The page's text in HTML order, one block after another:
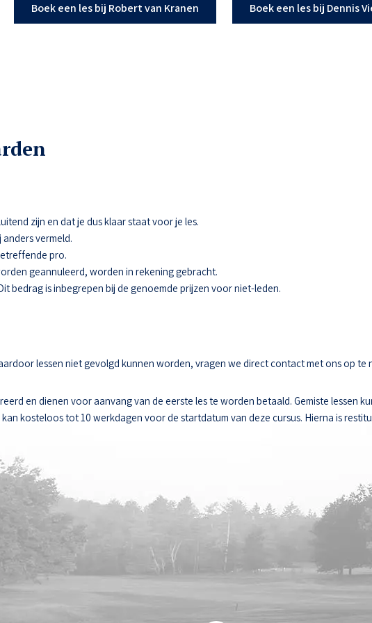
Boek een les bij Robert van Kranen Boek een les bij Dennis
zijn en dat je dus klaar staat voor je les.
vermeld.
pro.
geannuleerd, worden in rekening gebracht.
bedrag is inbegrepen bij de genoemde prijzen voor niet-leden.
lessen niet gevolgd kunnen worden, vragen we direct contact met ons op te
en dienen voor aanvang van de eerste les te worden betaald. Gemiste lessen
kosteloos tot 10 werkdagen voor de startdatum van deze cursus. Hierna is